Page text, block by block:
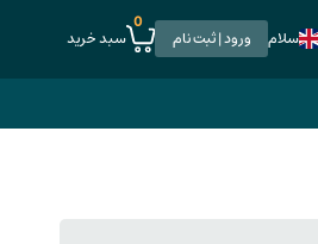
سلام ورود | ثبت نام
0
سبد خرید